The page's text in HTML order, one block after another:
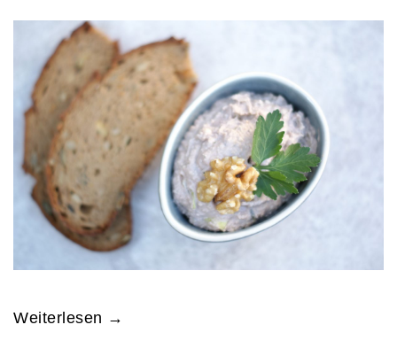
Weiterlesen →